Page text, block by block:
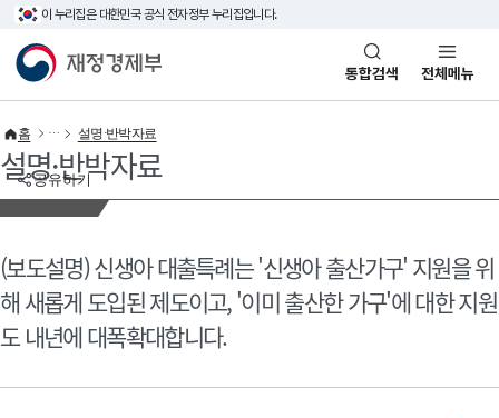
이 누리집은 대한민국 공식 전자정부 누리집입니다.
재정경제부(www.mofe.go.kr)통합검색 전체메뉴
공유하기
홈 설명·반박자료
설명·반박자료
(보도설명) 신생아 대출특례는 '신생아 출산가구' 지원을 위
해 새롭게 도입된 제도이고, '이미 출산한 가구'에 대한 지원
도 내년에 대폭확대합니다.